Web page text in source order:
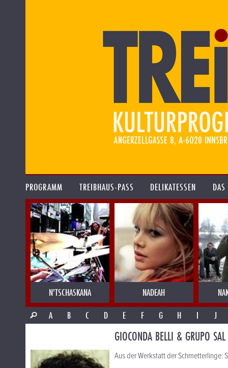
PROGRAMM TREIBHAUS-PASS DELIKATESSEN
N'TSCHASKANA NADEAH
A
B C D E F G H I J
GIOCONDA BELLI & GRUPO SAL
Aus der Werkstatt der Schmetterlinge: